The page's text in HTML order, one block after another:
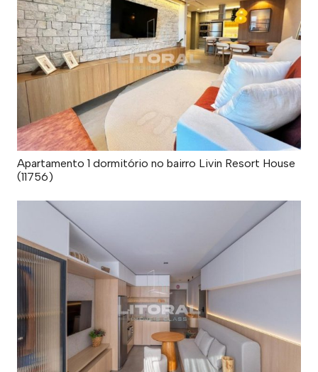
Apartamento 1 dormitório no bairro Livin Resort House
(11756)